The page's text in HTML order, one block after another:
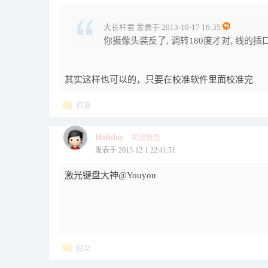
大长杆君 发表于 2013-10-17 16:35
你摄像头装反了, 调转180度才对, 线的插
其实这样也可以的，只要在校准软件里面校准完
回复
Holiday
初级技匠
发表于 2013-12-1 22:41:51
激光键盘大神@Youyou
回复